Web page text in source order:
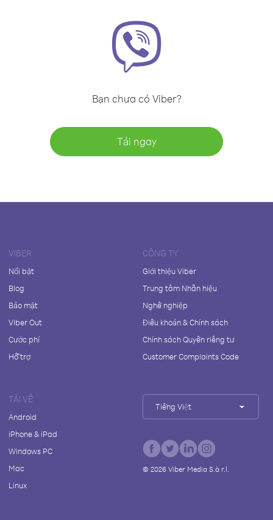
Bạn chưa có Viber?
Tải ngay
VIBER
Nổi bật
Blog
Bảo mật
Viber Out
Cước phí
Hỗ trợ
CÔNG TY
Giới thiệu Viber
Trung tâm Nhãn hiệu
Nghề nghiệp
Điều khoản & Chính sách
Chính sách Quyền riêng tư
Customer Complaints Code
TẢI VỀ
Android
iPhone & iPad
Windows PC
Mac
Linux
Tiếng Việt
© 2026Viber Media S.à r.l.